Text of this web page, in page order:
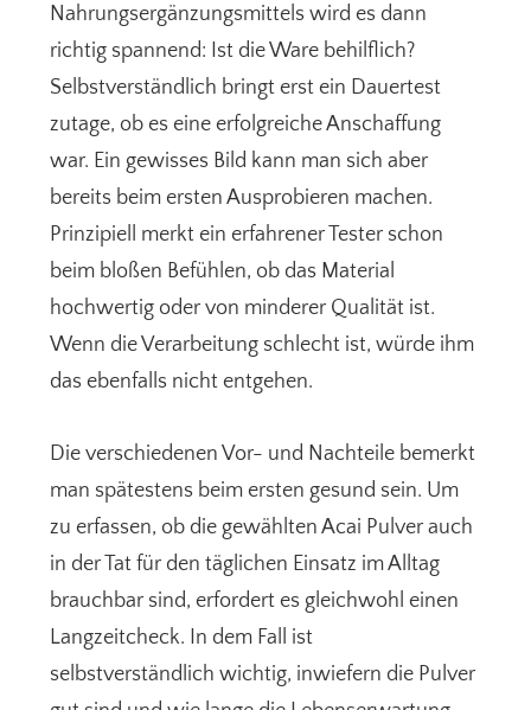
Nahrungsergänzungsmittels wird es dann
richtig spannend: Ist die Ware behilflich?
Selbstverständlich bringt erst ein Dauertest
zutage, ob es eine erfolgreiche Anschaffung
war. Ein gewisses Bild kann man sich aber
bereits beim ersten Ausprobieren machen.
Prinzipiell merkt ein erfahrener Tester schon
beim bloßen Befühlen, ob das Material
hochwertig oder von minderer Qualität ist.
Wenn die Verarbeitung schlecht ist, würde ihm
das ebenfalls nicht entgehen.
Die verschiedenen Vor- und Nachteile bemerkt
man spätestens beim ersten gesund sein. Um
zu erfassen, ob die gewählten Acai Pulver auch
in der Tat für den täglichen Einsatz im Alltag
brauchbar sind, erfordert es gleichwohl einen
Langzeitcheck. In dem Fall ist
selbstverständlich wichtig, inwiefern die Pulver